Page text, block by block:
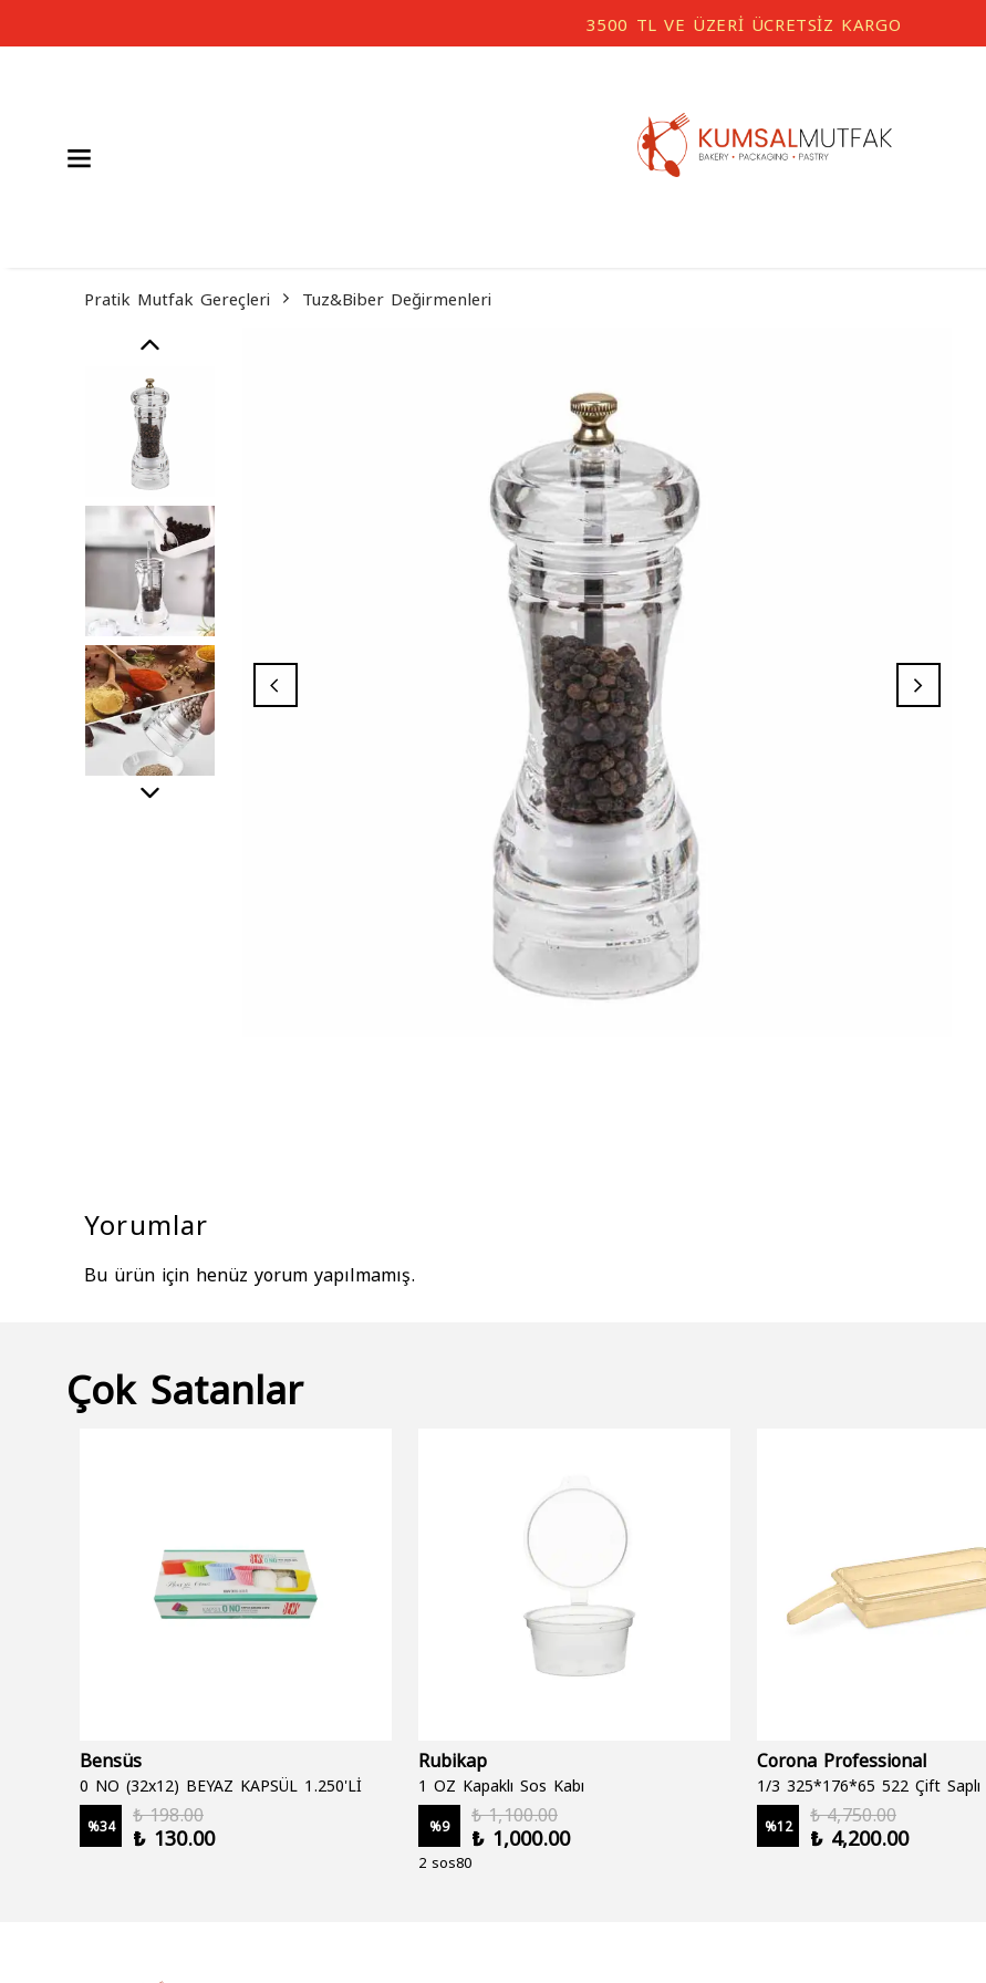
3500 TL VE ÜZERİ ÜCRETSİZ KARGO
Pratik Mutfak Gereçleri Tuz&Biber Değirmenleri
Yorumlar
Bu ürün için henüz yorum yapılmamış.
Çok Satanlar
Bensüs
0 NO (32x12) BEYAZ KAPSÜL 1.250'Lİ
%34
₺ 198.00
₺ 130.00
Rubikap
1 OZ Kapaklı Sos Kabı
%9
₺ 1,100.00
₺ 1,000.00
2 sos80
Corona Professional
%12
₺ 4,750.00
₺ 4,200.00